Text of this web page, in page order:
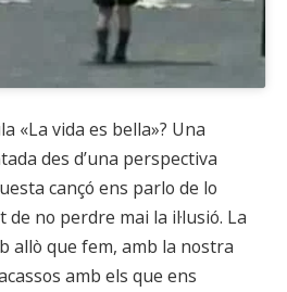
«La vida es bella»? Una
des d’una perspectiva
cançó ens parlo de lo
no perdre mai la il·lusió. La
allò que fem, amb la nostra
amb els que ens